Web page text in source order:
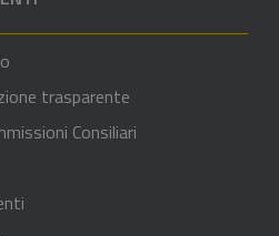
trasparente
Consiliari